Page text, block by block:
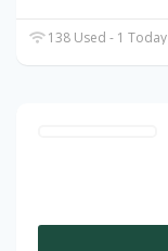
138 Used - 1 Today